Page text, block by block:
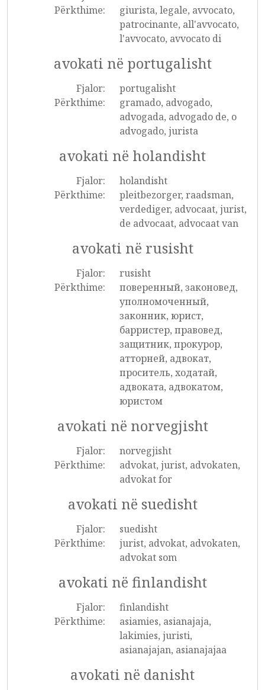
Përkthime:
giurista, legale, avvocato,
patrocinante, all'avvocato,
l'avvocato, avvocato di
avokati në portugalisht
Fjalor:
portugalisht
Përkthime:
gramado, advogado,
advogada, advogado de, o
advogado, jurista
avokati në holandisht
Fjalor:
holandisht
Përkthime:
pleitbezorger, raadsman,
verdediger, advocaat, jurist,
de advocaat, advocaat van
avokati në rusisht
Fjalor:
rusisht
Përkthime:
поверенный, законовед,
уполномоченный,
законник, юрист,
барристер, правовед,
защитник, прокурор,
атторней, адвокат,
проситель, ходатай,
адвоката, адвокатом,
юристом
avokati në norvegjisht
Fjalor:
norvegjisht
Përkthime:
advokat, jurist, advokaten,
advokat for
avokati në suedisht
Fjalor:
suedisht
Përkthime:
jurist, advokat, advokaten,
advokat som
avokati në finlandisht
Fjalor:
finlandisht
Përkthime:
asiamies, asianajaja,
lakimies, juristi,
asianajajan, asianajajaa
avokati në danisht